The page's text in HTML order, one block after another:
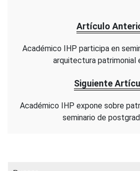
Artículo
Académico IHP participa en
arquitectura patrimonial
Siguiente
Académico IHP expone sobre
seminario de